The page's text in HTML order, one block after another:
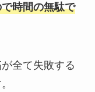
時間の無駄で
全て失敗する